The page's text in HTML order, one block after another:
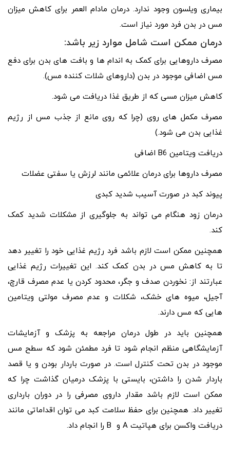
بیماری ویلسون وجود ندارد. درمان مادام العمر برای کاهش میزان
مس در بدن فرد مورد نیاز است.
درمان ممکن است شامل موارد زیر باشد:
مصرف داروهایی برای کمک به اندام ها و بافت های بدن برای دفع
مس اضافی موجود در بدن (داروهای شلات کننده مس).
کاهش میزان مسی که از طریق غذا دریافت می شود.
مصرف مکمل های روی (چرا که روی مانع از جذب مس از رژیم
غذایی بدن می شود.)
دریافت ویتامین B6 اضافی
مصرف داروها برای درمان علائمی مانند لرزش یا سفتی عضلات
پیوند کبد در صورت آسیب شدید کبدی
درمان زود هنگام می تواند به جلوگیری از مشکلات شدید کمک
کند.
همچنین ممکن است لازم باشد فرد رژیم غذایی خود را تغییر دهد
تا به کاهش مس در بدن کمک کند. این تغییرات رژیم غذایی
عبارتند از: نخوردن صدف و جگر، محدود کردن یا عدم مصرف قارچ،
آجیل، میوه های خشک، شکلات و عدم مصرف مولتی ویتامین
هایی که مس دارند.
همچنین باید در طول درمان مراجعه به پزشک و آزمایشات
آزمایشگاهی منظم انجام شود تا فرد مطمئن شود که سطح مس
موجود در بدن تحت کنترل است. در صورت باردار بودن و یا قصد
باردار شدن را داشتن، بایستی با پزشک درمیان گذاشت چرا که
ممکن است لازم باشد مقدار داروی مصرفی را در دوران بارداری
تغییر داد. همچنین برای حفظ سلامت کبد می توان اقداماتی مانند
دریافت واکسن برای هپاتیت A و B را انجام داد.